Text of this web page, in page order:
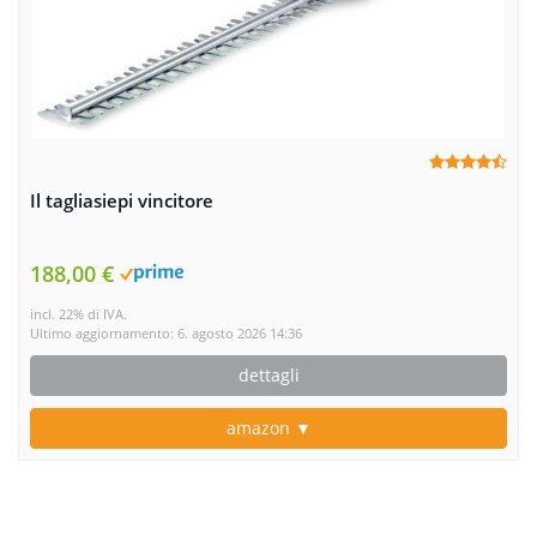
Il tagliasiepi vincitore
188,00 €
incl. 22% di IVA.
Ultimo aggiornamento: 6. agosto 2026 14:36
dettagli
amazon ▼